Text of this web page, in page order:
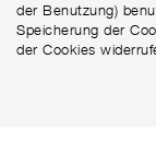
der Benutzung)
Speicherung der
der Cookies